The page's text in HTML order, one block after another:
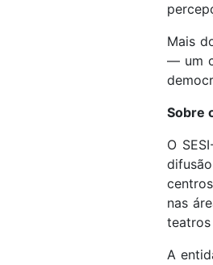
Mais
— um
Sobre
O
nas
teatros
A